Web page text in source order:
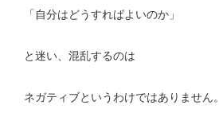
「自分はどうすればよいのか」
と迷い、混乱するのは
ネガティブというわけではありません。